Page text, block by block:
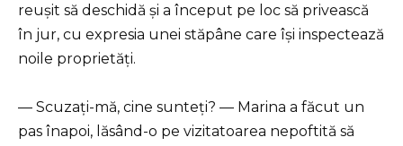
reușit să deschidă și a început pe loc să privească
în jur, cu expresia unei stăpâne care își inspectează
noile proprietăți.
— Scuzați-mă, cine sunteți? — Marina a făcut un
pas înapoi, lăsând-o pe vizitatoarea nepoftită să